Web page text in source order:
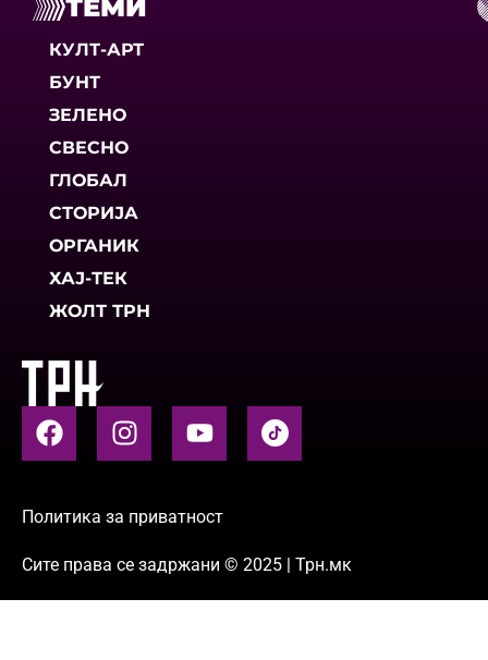
ТЕМИ
КУЛТ-АРТ
БУНТ
ЗЕЛЕНО
СВЕСНО
ГЛОБАЛ
СТОРИЈА
ОРГАНИК
ХАЈ-ТЕК
ЖОЛТ ТРН
Политика за приватност
Сите права се задржани © 2025 | Трн.мк